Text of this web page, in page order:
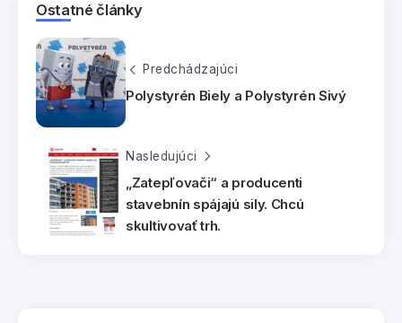
Ostatné články
Predchádzajúci
Polystyrén Biely a Polystyrén Sivý
Nasledujúci
„Zatepľovači“ a producenti
stavebnín spájajú sily. Chcú
skultivovať trh.